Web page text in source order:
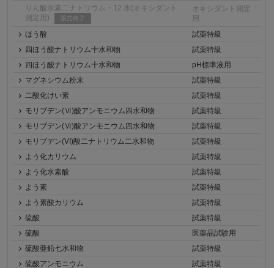
りん酸水素二ナトリウム・12 水(オキシダント
測定用)
販売終了
オキシダント測定
用
ほう酸
試薬特級
四ほう酸ナトリウム十水和物
試薬特級
四ほう酸ナトリウム十水和物
pH標準液用
マグネシウム粉末
試薬特級
二酸化けい素
試薬特級
モリブデン(Ⅵ)酸アンモニウム四水和物
試薬特級
モリブデン(Ⅵ)酸アンモニウム四水和物
試薬特級
モリブデン(VI)酸二ナトリウム二水和物
試薬特級
よう化カリウム
試薬特級
よう化水素酸
試薬特級
よう素
試薬特級
よう素酸カリウム
試薬特級
硫酸
試薬特級
硫酸
医薬品試験用
硫酸亜鉛七水和物
試薬特級
硫酸アンモニウム
試薬特級